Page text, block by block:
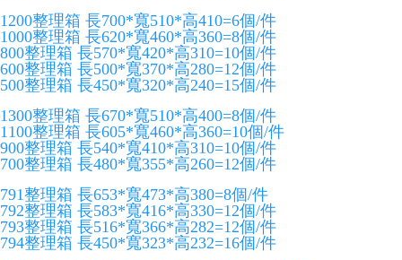
1200整理箱 長700*寬510*高410=6個/件
1000整理箱 長620*寬460*高360=8個/件
800整理箱 長570*寬420*高310=10個/件
600整理箱 長500*寬370*高280=12個/件
500整理箱 長450*寬320*高240=15個/件
1300整理箱 長670*寬510*高400=8個/件
1100整理箱 長605*寬460*高360=10個/件
900整理箱 長540*寬410*高310=10個/件
700整理箱 長480*寬355*高260=12個/件
791整理箱 長653*寬473*高380=8個/件
792整理箱 長583*寬416*高330=12個/件
793整理箱 長516*寬366*高282=12個/件
794整理箱 長450*寬323*高232=16個/件